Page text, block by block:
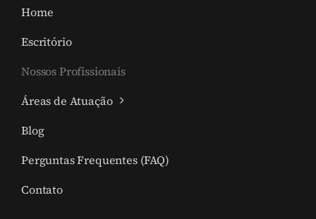
Home
Escritório
Nossos Profissionais
Áreas de Atuação
Blog
Perguntas Frequentes (FAQ)
Contato